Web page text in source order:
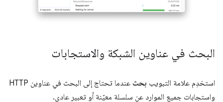
البحث في عناوين الشبكة والاستجابات
استخدِم علامة التبويب بحث
عندما تحتاج إلى البحث في عناوين HTTP
واستجابات جميع الموارد عن سلسلة معيّنة أو تعبير عادي.